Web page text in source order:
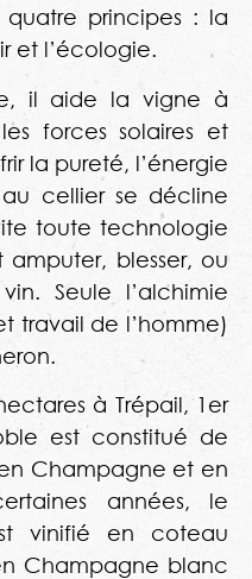
principes : la
et l’écologie.
il aide la vigne à
forces solaires et
la pureté, l’énergie
cellier se décline
toute technologie
blesser, ou
Seule l’alchimie
travail de l’homme)
à Trépail, 1er
est constitué de
Champagne et en
années, le
vinifié en coteau
Champagne blanc